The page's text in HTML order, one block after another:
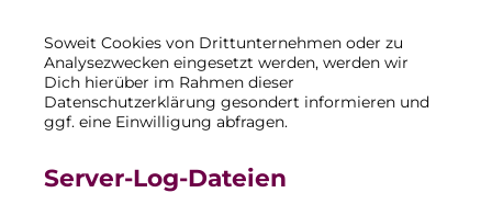
Soweit Cookies von Drittunternehmen oder zu
Analysezwecken eingesetzt werden, werden wir
Dich hierüber im Rahmen dieser
Datenschutzerklärung gesondert informieren und
ggf. eine Einwilligung abfragen.
Server-Log-Dateien